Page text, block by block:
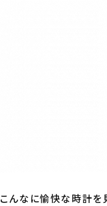
こんなに愉快な時計を